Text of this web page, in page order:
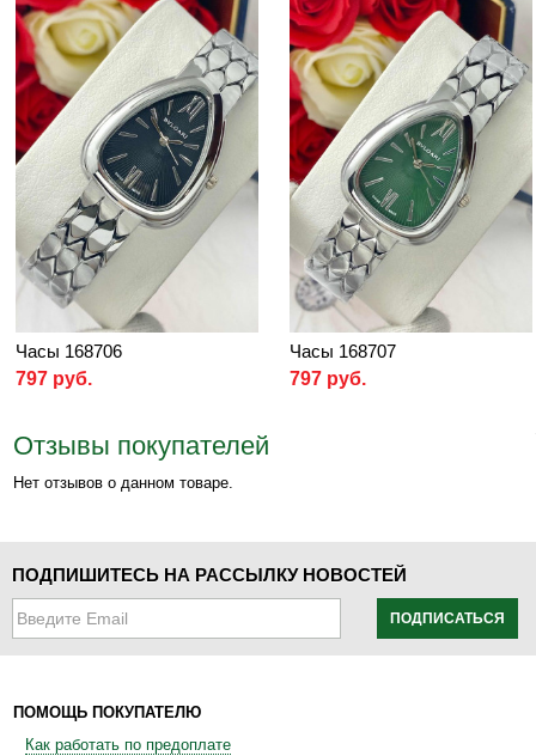
Часы 168706
797 руб.
Часы 168707
797 руб.
Отзывы покупателей
Нет отзывов о данном товаре.
ПОДПИШИТЕСЬ НА РАССЫЛКУ НОВОСТЕЙ
ПОДПИСАТЬСЯ
ПОМОЩЬ ПОКУПАТЕЛЮ
Как работать по предоплате